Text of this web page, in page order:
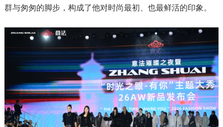
群与匆匆的脚步，构成了他对时尚最初、也最鲜活的印象。